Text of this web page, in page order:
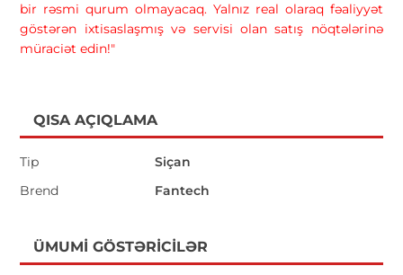
bir rəsmi qurum olmayacaq. Yalnız real olaraq fəaliyyət
göstərən ixtisaslaşmış və servisi olan satış nöqtələrinə
müraciət edin!"
QISA AÇIQLAMA
Tip
Siçan
Brend
Fantech
ÜMUMI GÖSTƏRICILƏR